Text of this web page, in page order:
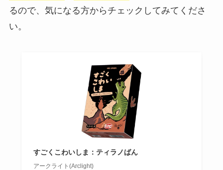
るので、気になる方からチェックしてみてくださ
い。
すごくこわいしま：ティラノばん
アークライト(Arclight)